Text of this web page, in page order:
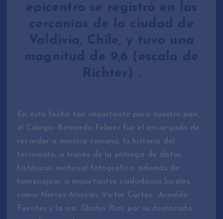
epicentro se registró en las
cercanías de la ciudad de
Valdivia, Chile, y tuvo una
magnitud de 9,6 (escala de
Richter) .
En ésta fecha tan importante para nuestro país,
el Colegio Bernardo Felmer fue el encargado de
recordar a nuestra comuna, la historia del
terremoto, a través de la entrega de datos
históricos, material fotográfico, además de
homenajear a importantes ciudadanos locales,
como: Nieves Alarcón, Víctor Cortes, Arnoldo
Fuentes y la sra. Gladys Ríos, por su destacada